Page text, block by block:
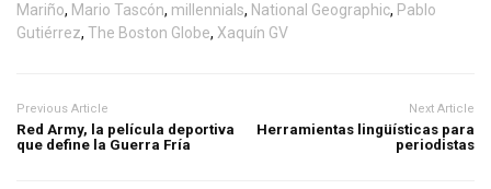
Mariño, Mario Tascón, millennials, National Geographic, Pablo
Gutiérrez, The Boston Globe, Xaquín GV
Previous Article
Red Army, la película deportiva
que define la Guerra Fría
Next Article
Herramientas lingüísticas para
periodistas